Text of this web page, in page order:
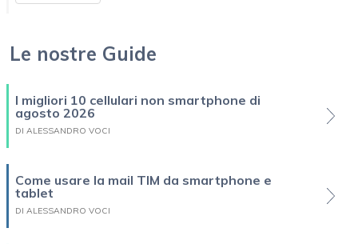
Le nostre Guide
I migliori 10 cellulari non smartphone di
agosto 2026
DI ALESSANDRO VOCI
Come usare la mail TIM da smartphone e
tablet
DI ALESSANDRO VOCI